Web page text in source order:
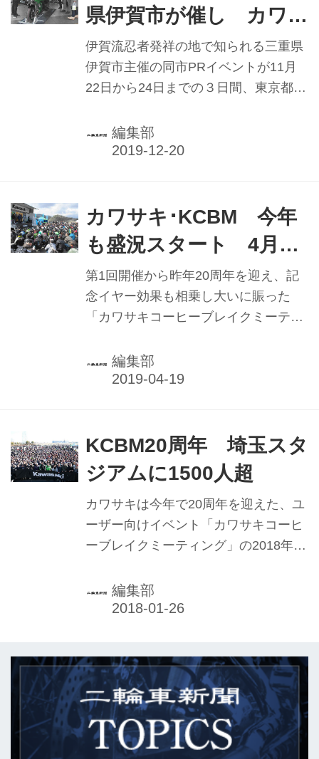
県伊賀市が催し カワサ
キNinja人気に
伊賀流忍者発祥の地で知られる三重県
伊賀市主催の同市PRイベントが11月
22日から24日までの３日間、東京都台
間中、忍者をテーマとした多彩なコン
テンツやステージ、観光物産ブース、
編集部
カワサキ･KCBM 今年
も盛況スタート 4月28
日は松山市で
第1回開催から昨年20周年を迎え、記
念イヤー効果も相乗し大いに賑った
「カワサキコーヒーブレイクミーティ
画され、2月には今年第１回が神奈川
県の大磯ロングビーチで活況開催。続
い、地元岡山など中国エリアをはじ
め、近畿や四国、さらに全国からもカ
ワサキファンが来場し、コーヒーとと
もに楽しいひと時を過ごした。
編集部
KCBM20周年 埼玉スタ
ジアムに1500人超
カワサキは今年で20周年を迎えた、ユ
ーザー向けイベント「カワサキコーヒ
ーブレイクミーティング」の2018年第
市・埼玉スタジアム2002東駐車場で開
催した。当日は晴天ながら、風が冷た
伝統のイベントの節目にふさわしい盛
況を博した。来場者数は受付ベースで
1552名を数えた。
編集部